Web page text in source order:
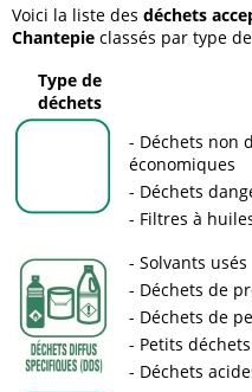
Voici la liste des déchets
Chantepie classés par type
Type de
déchets
Déchets non
économiques
Déchets
Filtres à
Solvants usés
Déchets de
Déchets de
Petits
Déchets